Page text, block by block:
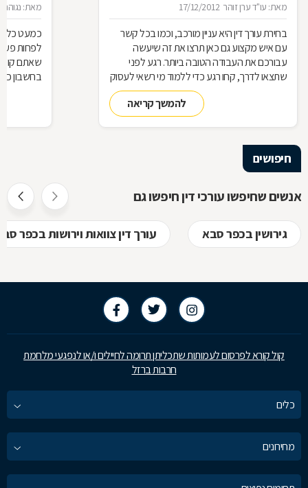
מאת: עו"ד ערן זוהר 17/12/2012
בחירת עורך דין היא עניין מורכב, וכמו בכל קשר
עם איש מקצוע גם כאן תרצו את זה שיעשה
עבורכם את העבודה הטובה ביותר. רגע לפני
שתצאו לדרך, קחו רגע כדי ללמוד מי רשאי לעסוק
בעריכת דין ומה הידע הבסיסי הנדרש כדי לטפל
להמשך קריאה
מאת: נגוהה
כמעט כל
לפחות
שאתם
בחשבון
חיפושים
אנשים שחיפשו עורכי דין חיפשו גם
גירושין בכפר סבא עורך דין צוואות וירושות בכפר
קול קורא לפרסום לעמותות שתכליתן תרומה לחיילים ו/או לנפגעי מלחמת
חרבות ברזל
כלים
מחירונים